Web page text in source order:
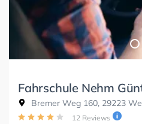
Fahrschule Nehm
Bremer Weg 160, 29223
12 Reviews